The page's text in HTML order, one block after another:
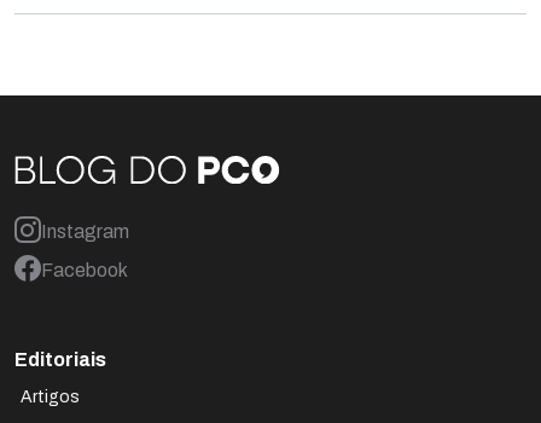
Instagram
Facebook
Editoriais
Artigos